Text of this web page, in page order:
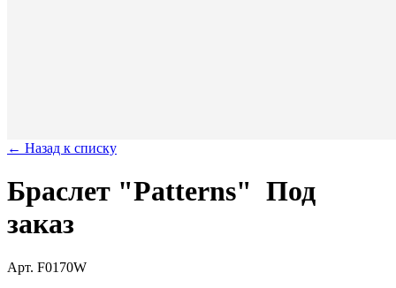
← Назад к списку
Браслет "Patterns" Под
заказ
Арт. F0170W